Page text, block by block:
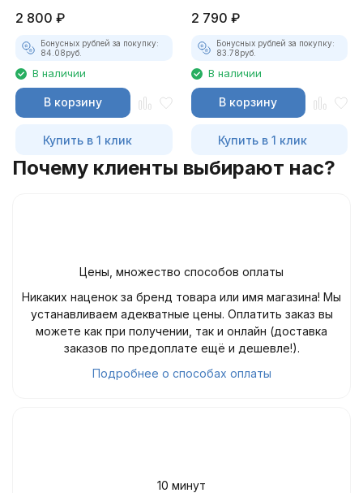
2 800 ₽
Бонусных рублей за покупку:
84.08руб.
В наличии
В корзину
Купить в 1 клик
2 790 ₽
Бонусных рублей за покупку:
83.78руб.
В наличии
В корзину
Купить в 1 клик
Почему клиенты выбирают нас?
Цены, множество способов оплаты
Никаких наценок за бренд товара или имя магазина! Мы
устанавливаем адекватные цены. Оплатить заказ вы
можете как при получении, так и онлайн (доставка
заказов по предоплате ещё и дешевле!).
Подробнее о способах оплаты
10 минут